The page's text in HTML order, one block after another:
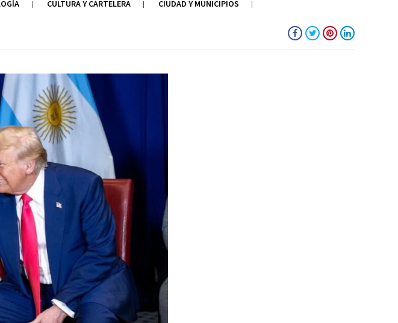
CULTURA Y CARTELERA CIUDAD Y MUNICIPIOS